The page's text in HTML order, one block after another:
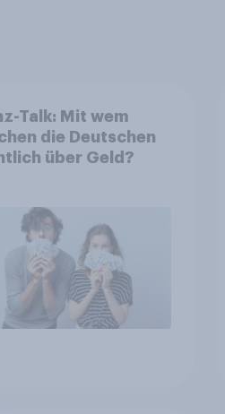
Talk: Mit wem
die Deutschen
über Geld?